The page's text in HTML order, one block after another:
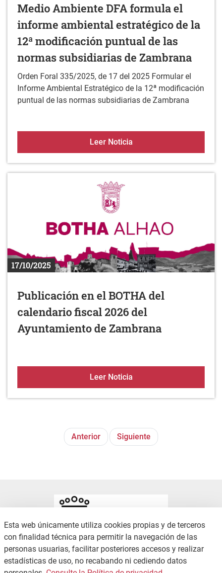
Medio Ambiente DFA formula el
informe ambiental estratégico de la
12ª modificación puntual de las
normas subsidiarias de Zambrana
Orden Foral 335/2025, de 17 del 2025 Formular el
Informe Ambiental Estratégico de la 12ª modificación
puntual de las normas subsidiarias de Zambrana
Leer NoticiaMedio Ambiente DFA
17/10/2025
Publicación en el BOTHA del
calendario fiscal 2026 del
Ayuntamiento de Zambrana
Leer NoticiaPublicación en el
Anterior Siguiente
CONTACTO POLÍTICA DE PRIVACIDAD
Esta web únicamente utiliza cookies propias y de terceros
con finalidad técnica para permitir la navegación de las
personas usuarias, facilitar posteriores accesos y realizar
estadísticas de uso, no recabando ni cediendo datos